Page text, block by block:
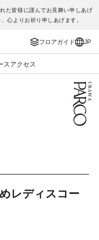
た皆様に謹んでお見舞い申しあげ
心よりお祈り申しあげます。
フロアガイド JP
ス アクセス
レディスコー